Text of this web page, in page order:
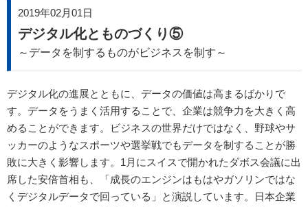
2019年02月01日
デジタル化とものづくり⑤
～データを制するものがビジネスを制す～
デジタル化の進展とともに、データの価値は高まるばかりで
す。データをうまく活用することで、企業は競争力を大きく高
めることができます。ビジネスの世界だけではなく、野球やサ
ッカーのようなスポーツや選挙戦でもデータを制することが勝
敗に大きく影響します。1月にスイスで開かれたダボス会議に出
席した安倍首相も、「成長のエンジンはもはやガソリンではな
くデジタルデータで回っている」と演説しています。日本企業